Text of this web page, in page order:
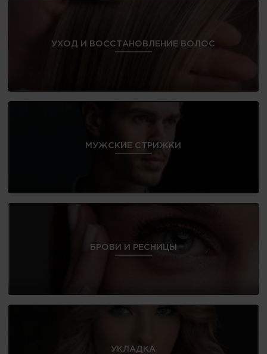
УХОД И ВОССТАНОВЛЕНИЕ ВОЛОС
МУЖСКИЕ СТРИЖКИ
БРОВИ И РЕСНИЦЫ
УКЛАДКА